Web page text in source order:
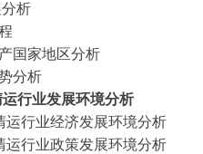
析
国家地区分析
分析
行业发展环境分析
运行业经济发展环境分析
运行业政策发展环境分析